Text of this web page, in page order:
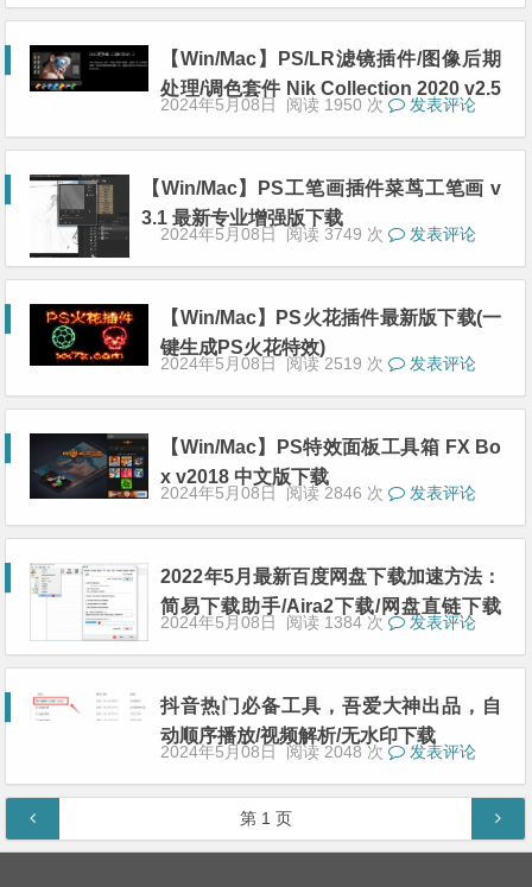
【Win/Mac】PS/LR滤镜插件/图像后期
处理/调色套件 Nik Collection 2020 v2.5
中文激活版下载
2024年5月08日 阅读 1950 次 发表评论
【Win/Mac】PS工笔画插件菜茑工笔画 v
3.1 最新专业增强版下载
2024年5月08日 阅读 3749 次 发表评论
【Win/Mac】PS火花插件最新版下载(一
键生成PS火花特效)
2024年5月08日 阅读 2519 次 发表评论
【Win/Mac】PS特效面板工具箱 FX Bo
x v2018 中文版下载
2024年5月08日 阅读 2846 次 发表评论
2022年5月最新百度网盘下载加速方法：
简易下载助手/Aira2下载/网盘直链下载
2024年5月08日 阅读 1384 次 发表评论
抖音热门必备工具，吾爱大神出品，自
动顺序播放/视频解析/无水印下载
2024年5月08日 阅读 2048 次 发表评论
文章导航 第 1 页